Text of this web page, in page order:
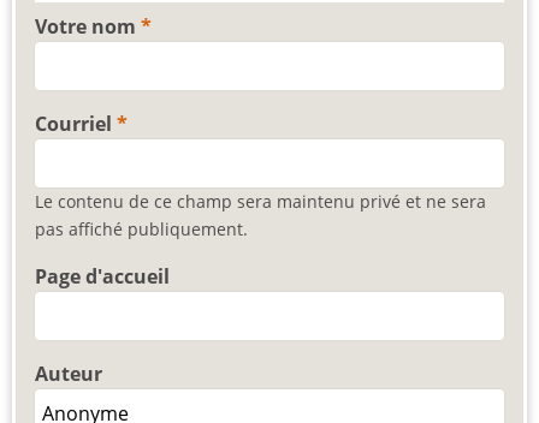
Votre nom
Courriel
Le contenu de ce champ sera maintenu privé et ne sera
pas affiché publiquement.
Page d'accueil
Auteur